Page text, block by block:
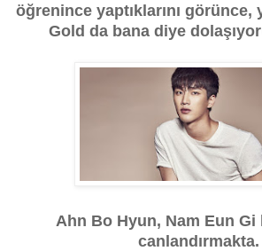
öğrenince yaptıklarını görünce,
Gold da bana diye
Ahn Bo Hyun, Nam Eun
canlandırmakta.